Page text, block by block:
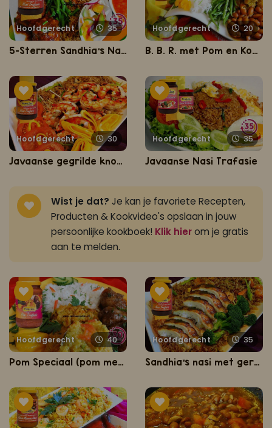
Hoofdgerecht 35 Hoofdgerecht 20
Hoofdgerecht 30 Hoofdgerecht 35
Javaanse Nasi Trafasie
Wist je dat? Je kan je favoriete Recepten,
Producten & Kookvideo's opslaan in jouw
persoonlijke kookboek! Klik hierom je gratis
aan te melden.
Hoofdgerecht 40
Pom Speciaal (pom met rijst, gestoofde kippenbouten en kousenband)
Hoofdgerecht 35
Sandhia's nasi met geroosterde oven kip